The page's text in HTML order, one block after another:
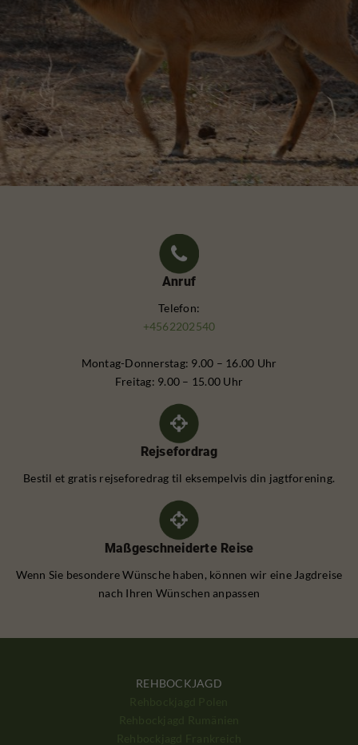
Anruf
Telefon:
+4562202540
Montag-Donnerstag: 9.00 – 16.00 Uhr
Freitag: 9.00 – 15.00 Uhr
Rejsefordrag
Bestil et gratis rejseforedrag til eksempelvis din jagtforening.
Maßgeschneiderte Reise
Wenn Sie besondere Wünsche haben, können wir eine Jagdreise
nach Ihren Wünschen anpassen
REHBOCKJAGD